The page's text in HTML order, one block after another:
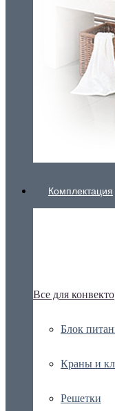
Комплектация
Все для
Блок
Краны и
Решетки